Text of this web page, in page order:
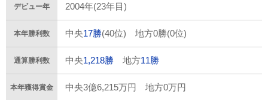
デビュー年 2004年(23年目)
本年勝利数 中央17勝(40位) 地方0勝(0位)
通算勝利数 中央1,218勝 地方11勝
本年獲得賞金 中央3億6,215万円 地方0万円